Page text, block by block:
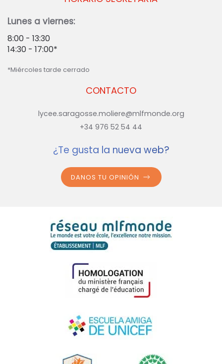
CONTACTO
lycee.saragosse.moliere@mlfmonde.org
+34 976 52 54 44
Lunes a viernes:
8:00 - 13:30
14:30 - 17:00*
*Miércoles tarde cerrado
¿Te gusta la nueva web?
DANOS TU OPINIÓN